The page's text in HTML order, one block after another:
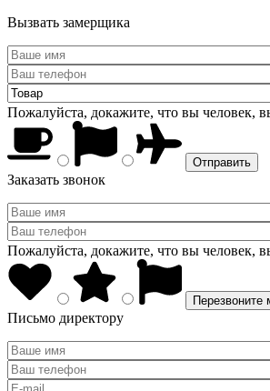
Вызвать замерщика
Пожалуйста, докажите, что вы человек,
Заказать звонок
Пожалуйста, докажите, что вы человек,
Письмо директору